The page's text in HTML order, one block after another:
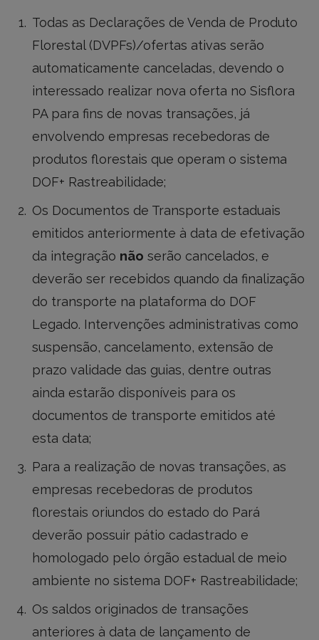
Todas as Declarações de Venda de Produto
Florestal (DVPFs)/ofertas ativas serão
automaticamente canceladas, devendo o
interessado realizar nova oferta no Sisflora
PA para fins de novas transações, já
envolvendo empresas recebedoras de
produtos florestais que operam o sistema
DOF+ Rastreabilidade;
Os Documentos de Transporte estaduais
emitidos anteriormente à data de efetivação
da integração não serão cancelados, e
deverão ser recebidos quando da finalização
do transporte na plataforma do DOF
Legado. Intervenções administrativas como
suspensão, cancelamento, extensão de
prazo validade das guias, dentre outras
ainda estarão disponíveis para os
documentos de transporte emitidos até
esta data;
Para a realização de novas transações, as
empresas recebedoras de produtos
florestais oriundos do estado do Pará
deverão possuir pátio cadastrado e
homologado pelo órgão estadual de meio
ambiente no sistema DOF+ Rastreabilidade;
Os saldos originados de transações
anteriores à data de lançamento de